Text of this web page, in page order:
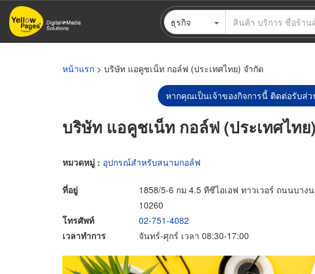
ข้าม
ไป
ธุรกิจ
หน้าแรก > บริษัท แอคูชเน็ท กอล์ฟ (ประเทศไทย) จำกัด
หากคุณเป็นเจ้าของกิจการนี้ ติดต่อรับส่ว
บริษัท แอคูชเน็ท กอล์ฟ (ประเทศไท
หมวดหมู่ : อุปกรณ์สำหรับสนามกอล์ฟ
ที่อยู่
1858/5-6 กม 4.5 ทีซีไอเอฟ ทาวเวอร์ ถนนบา
10260
โทรศัพท์
02-751-4082
เวลาทำการ
จันทร์-ศุกร์ เวลา 08:30-17:00